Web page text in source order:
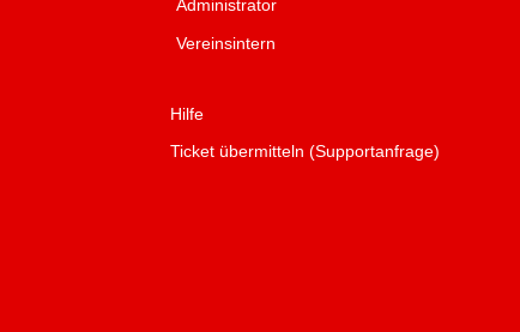
Administrator
Vereinsintern
Hilfe
Ticket übermitteln (Supportanfrage)